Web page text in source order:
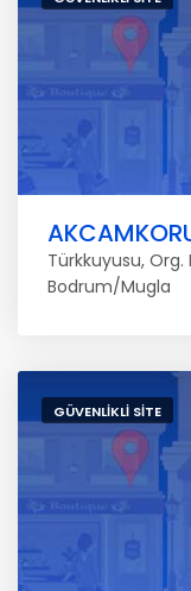
Türkkuyusu,
Bodrum/Mugla
GÜVENLIKLI SITE